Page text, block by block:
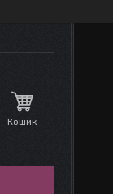
Кошик